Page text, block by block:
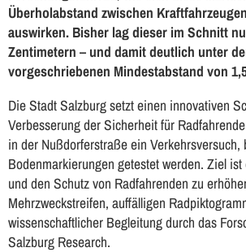
Überholabstand zwischen
auswirken. Bisher lag dieser im Schnitt
Zentimetern – und damit deutlich unter
vorgeschriebenen Mindestabstand von
Die Stadt Salzburg setzt einen innovativen
Verbesserung der Sicherheit für
in der Nußdorferstraße ein Verkehrsversuch,
Bodenmarkierungen getestet werden. Ziel
und den Schutz von Radfahrenden zu
Mehrzweckstreifen, auffälligen
wissenschaftlicher Begleitung durch das
Salzburg Research.